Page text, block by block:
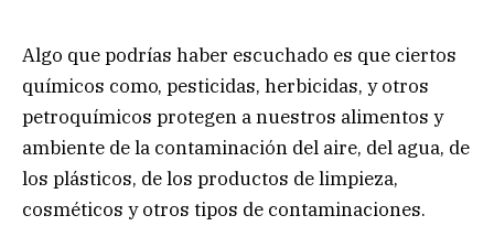
Algo que podrías haber escuchado es que ciertos
químicos como, pesticidas, herbicidas, y otros
petroquímicos protegen a nuestros alimentos y
ambiente de la contaminación del aire, del agua, de
los plásticos, de los productos de limpieza,
cosméticos y otros tipos de contaminaciones.